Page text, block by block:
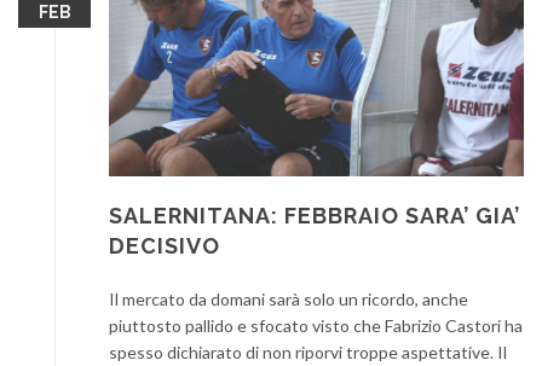
FEB
SALERNITANA: FEBBRAIO SARA’ GIA’
DECISIVO
Il mercato da domani sarà solo un ricordo, anche
piuttosto pallido e sfocato visto che Fabrizio Castori ha
spesso dichiarato di non riporvi troppe aspettative. Il